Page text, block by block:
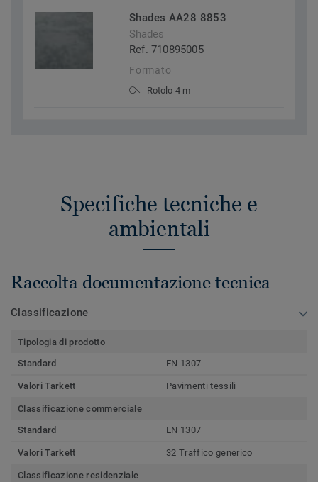
Shades AA28 8853
Shades
Ref. 710895005
Formato
Rotolo 4 m
Specifiche tecniche e
ambientali
Raccolta documentazione tecnica
Classificazione
Tipologia di prodotto
Standard
EN 1307
Valori Tarkett Pavimenti tessili
Classificazione commerciale
Standard
EN 1307
Valori Tarkett 32 Traffico generico
Classificazione residenziale